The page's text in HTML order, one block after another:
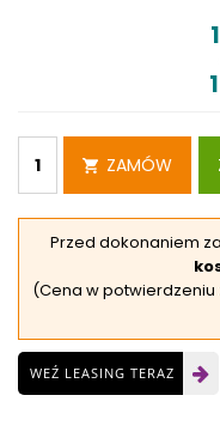
ZAMÓW
Przed dokonaniem
(Cena w
WEŹ LEASING TERAZ